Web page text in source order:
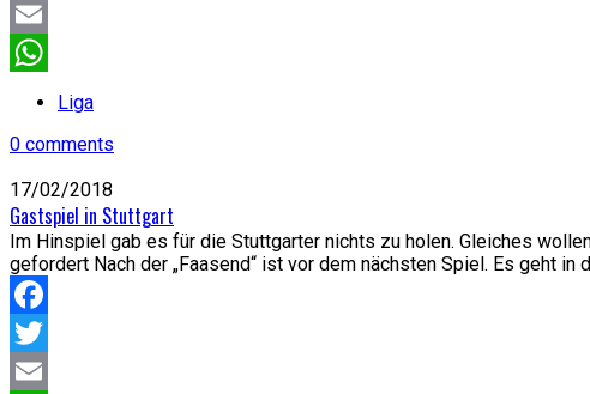
Twitter
Email
WhatsApp
Liga
0 comments
17/02/2018
Gastspiel in Stuttgart
Im Hinspiel gab es für die Stuttgarter nichts zu holen. Gleiches
gefordert Nach der „Faasend“ ist vor dem nächsten Spiel. Es geht
Facebook
Twitter